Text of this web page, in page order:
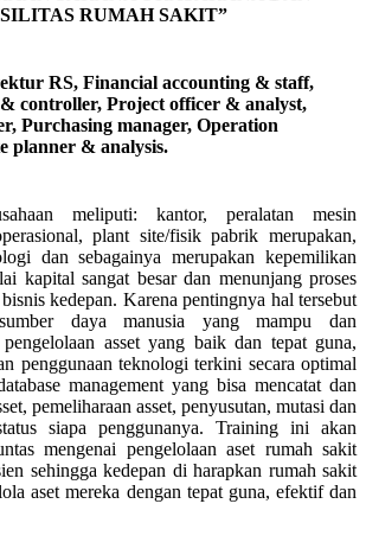
RUMAH SAKIT”
RS, Financial accounting & staff,
controller, Project officer & analyst,
Purchasing manager, Operation
planner & analysis.
meliputi: kantor, peralatan mesin
plant site/fisik pabrik merupakan,
dan sebagainya merupakan kepemilikan
kapital sangat besar dan menunjang proses
kedepan. Karena pentingnya hal tersebut
daya manusia yang mampu dan
asset yang baik dan tepat guna,
penggunaan teknologi terkini secara optimal
management yang bisa mencatat dan
pemeliharaan asset, penyusutan, mutasi dan
siapa penggunanya. Training ini akan
mengenai pengelolaan aset rumah sakit
sehingga kedepan di harapkan rumah sakit
aset mereka dengan tepat guna, efektif dan